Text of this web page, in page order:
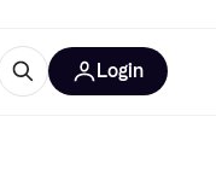
Login